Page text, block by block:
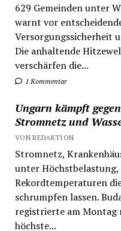
629 Gemeinden unter
warnt vor
Versorgungssicherheit
Die anhaltende
verschärfen die...
1 Kommentar
Ungarn kämpft
Stromnetz und
VON REDAKTION
Stromnetz,
unter
Rekordtemperaturen
schrumpfen lassen.
registrierte am Montag
höchste...